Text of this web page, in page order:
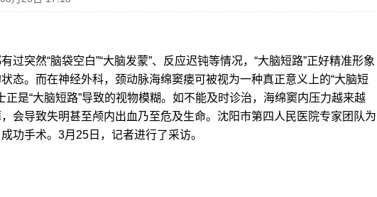
突然“脑袋空白”“大脑发蒙”、反应迟钝等情况，“大脑短路”正好精准形象
态。而在神经外科，颈动脉海绵窦瘘可被视为一种真正意义上的“大脑短
正是“大脑短路”导致的视物模糊。如不能及时诊治，海绵窦内压力越来越
会导致失明甚至颅内出血乃至危及生命。沈阳市第四人民医院专家团队为
功手术。3月25日，记者进行了采访。